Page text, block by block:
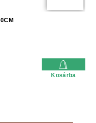
Kosárba